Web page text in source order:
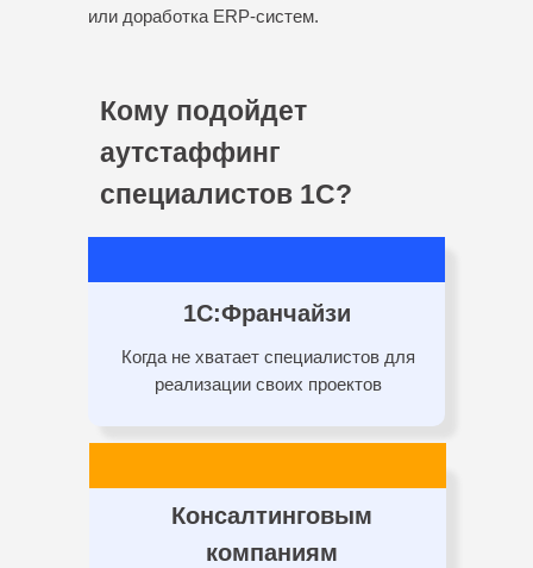
или доработка ERP-систем.
Кому подойдет
аутстаффинг
специалистов 1С?
1С:Франчайзи
Когда не хватает специалистов для
реализации своих проектов
Консалтинговым
компаниям